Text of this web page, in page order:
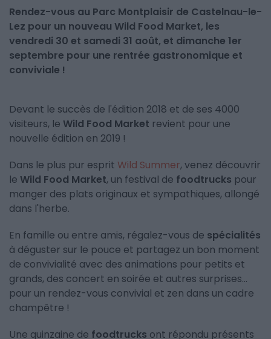
Rendez-vous au Parc Montplaisir de Castelnau-le-
Lez pour un nouveau Wild Food Market, les
vendredi 30 et samedi 31 août, et dimanche 1er
septembre pour une rentrée gastronomique et
conviviale !
Devant le succès de l'édition 2018 et de ses 4000
visiteurs, le Wild Food Market revient pour une
nouvelle édition en 2019 !
Dans le plus pur esprit Wild Summer, venez découvrir
le Wild Food Market, un festival de foodtrucks pour
manger des plats originaux et sympathiques, allongé
dans l'herbe.
En famille ou entre amis, régalez-vous de spécialités
à déguster sur le pouce et partagez un bon moment
de convivialité avec des animations pour petits et
grands, des concert en soirée et autres surprises...
pour un rendez-vous convivial et zen dans un cadre
champêtre !
Une quinzaine de foodtrucks ont répondu présents